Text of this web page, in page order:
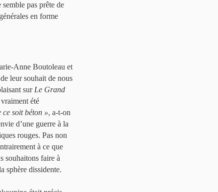
pas prête de
en forme
Anne Boutoleau et
leur souhait de nous
sur Le Grand
été
soit béton », a-t-on
d’une guerre à la
rouges. Pas non
à ce que
souhaitons faire à
sphère dissidente.